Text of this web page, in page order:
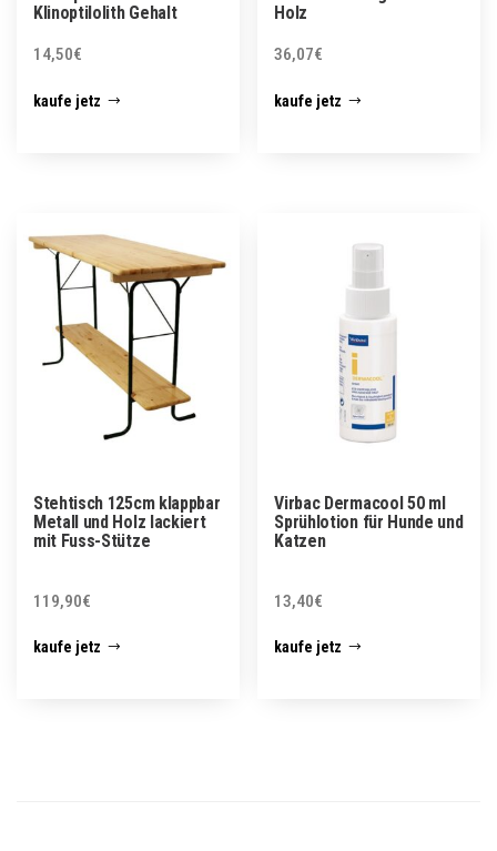
Klinoptilolith Gehalt
14,50€
kaufe jetz
Holz
36,07€
kaufe jetz
Stehtisch 125cm klappbar
Metall und Holz lackiert
mit Fuss-Stütze
119,90€
kaufe jetz
Virbac Dermacool 50 ml
Sprühlotion für Hunde und
Katzen
13,40€
kaufe jetz